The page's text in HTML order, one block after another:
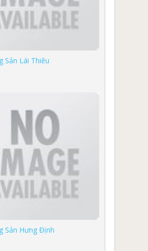
Sản Lái Thiêu
Sản Hưng Định